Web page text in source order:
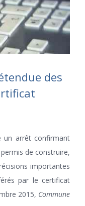
des
un arrêt confirmant
de construire,
importantes
par le certificat
2015, Commune